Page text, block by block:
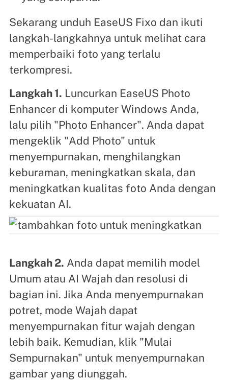
Sekarang unduh EaseUS Fixo dan ikuti
langkah-langkahnya untuk melihat cara
memperbaiki foto yang terlalu
terkompresi.
Langkah 1. Luncurkan EaseUS Photo
Enhancer di komputer Windows Anda,
lalu pilih "Photo Enhancer". Anda dapat
mengeklik "Add Photo" untuk
menyempurnakan, menghilangkan
keburaman, meningkatkan skala, dan
meningkatkan kualitas foto Anda dengan
kekuatan AI.
Langkah 2. Anda dapat memilih model
Umum atau AI Wajah dan resolusi di
bagian ini. Jika Anda menyempurnakan
potret, mode Wajah dapat
menyempurnakan fitur wajah dengan
lebih baik. Kemudian, klik "Mulai
Sempurnakan" untuk menyempurnakan
gambar yang diunggah.